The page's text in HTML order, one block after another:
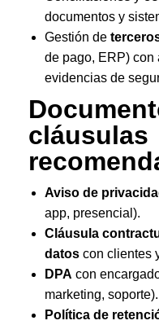
documentos y
Gestión de
de pago, ERP) con
evidencias de
cláusulas
Aviso de
app, presencial).
Cláusula
datos con clientes
DPA con
marketing, soporte).
Política de